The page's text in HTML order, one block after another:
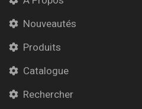
Nouveautés
Produits
Catalogue
Rechercher